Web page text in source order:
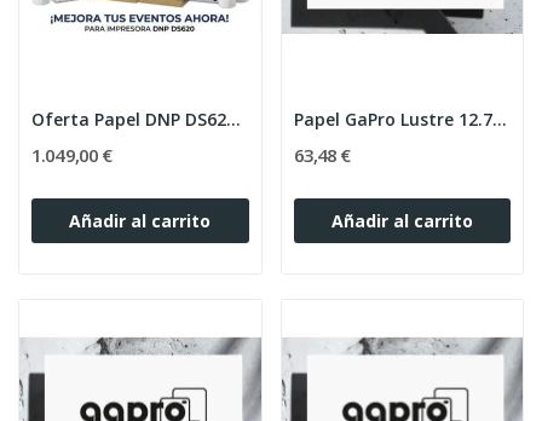
Oferta Papel DNP DS620 Fotomatón Lote 10 Cajas
1.049,00 €
Añadir al carrito
Papel GaPro Lustre 12.7cmx65m 250g (Caja 2 Rollos)
63,48 €
Añadir al carrito